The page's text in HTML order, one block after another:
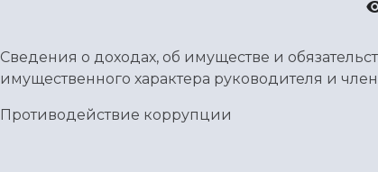
Сведения о доходах, об имуществе и
имущественного характера руководителя и
Противодействие коррупции